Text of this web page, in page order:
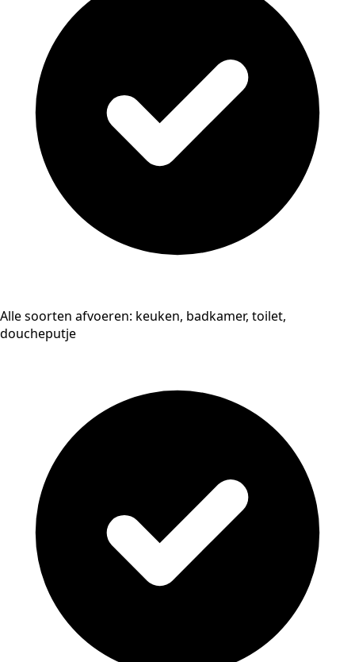
Alle soorten afvoeren: keuken, badkamer, toilet,
doucheputje